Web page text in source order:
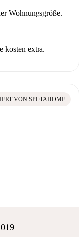
Wohnungsgröße.
kosten extra.
VON SPOTAHOME